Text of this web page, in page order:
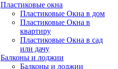
Пластиковые окна
Пластиковые Окна в дом
Пластиковые Окна в
квартиру
Пластиковые Окна в сад
или дачу
Балконы и лоджии
Балконы и лоджии